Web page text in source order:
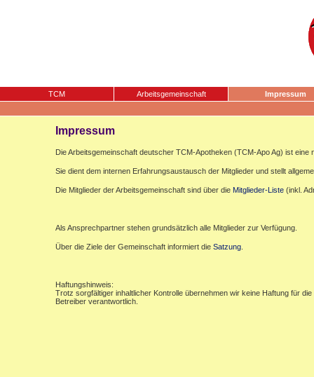
TCM Arbeitsgemeinschaft Impressum
Impressum
Die Arbeitsgemeinschaft deutscher TCM-Apotheken (TCM-Apo Ag) ist eine
Sie dient dem internen Erfahrungsaustausch der Mitglieder und stellt
Die Mitglieder der Arbeitsgemeinschaft sind über die Mitglieder-Liste (inkl.
Als Ansprechpartner stehen grundsätzlich alle Mitglieder zur Verfügung.
Über die Ziele der Gemeinschaft informiert die Satzung
Haftungshinweis:
Trotz sorgfältiger inhaltlicher Kontrolle übernehmen wir keine Haftung für
Betreiber verantwortlich.